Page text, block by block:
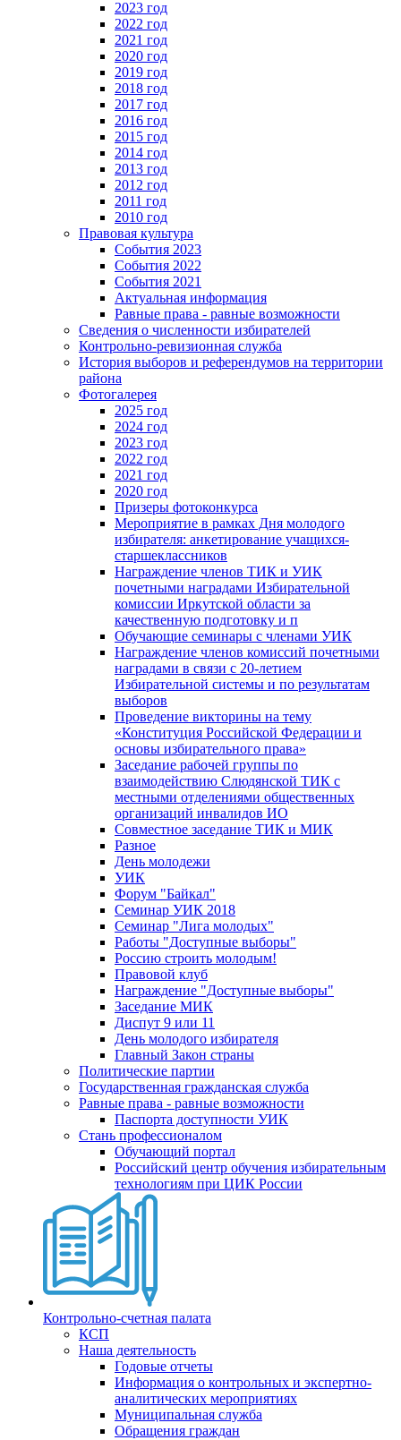
2023 год
2022 год
2021 год
2020 год
2019 год
2018 год
2017 год
2016 год
2015 год
2014 год
2013 год
2012 год
2011 год
2010 год
Правовая культура
События 2023
События 2022
События 2021
Актуальная информация
Равные права - равные возможности
Сведения о численности избирателей
Контрольно-ревизионная служба
История выборов и референдумов на территории
района
Фотогалерея
2025 год
2024 год
2023 год
2022 год
2021 год
2020 год
Призеры фотоконкурса
Мероприятие в рамках Дня молодого
избирателя: анкетирование учащихся-
старшеклассников
Награждение членов ТИК и УИК
почетными наградами Избирательной
комиссии Иркутской области за
качественную подготовку и п
Обучающие семинары с членами УИК
Награждение членов комиссий почетными
наградами в связи с 20-летием
Избирательной системы и по результатам
выборов
Проведение викторины на тему
«Конституция Российской Федерации и
основы избирательного права»
Заседание рабочей группы по
взаимодействию Слюдянской ТИК с
местными отделениями общественных
организаций инвалидов ИО
Совместное заседание ТИК и МИК
Разное
День молодежи
УИК
Форум "Байкал"
Семинар УИК 2018
Семинар "Лига молодых"
Работы "Доступные выборы"
Россию строить молодым!
Правовой клуб
Награждение "Доступные выборы"
Заседание МИК
Диспут 9 или 11
День молодого избирателя
Главный Закон страны
Политические партии
Государственная гражданская служба
Равные права - равные возможности
Паспорта доступности УИК
Стань профессионалом
Обучающий портал
Российский центр обучения избирательным
технологиям при ЦИК России
Контрольно-счетная палата
КСП
Наша деятельность
Годовые отчеты
Информация о контрольных и экспертно-
аналитических мероприятиях
Муниципальная служба
Обращения граждан